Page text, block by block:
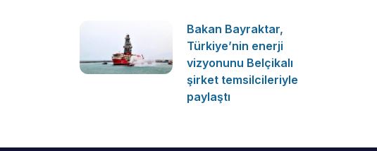
Bakan Bayraktar,
Türkiye’nin enerji
vizyonunu Belçikalı
şirket temsilcileriyle
paylaştı